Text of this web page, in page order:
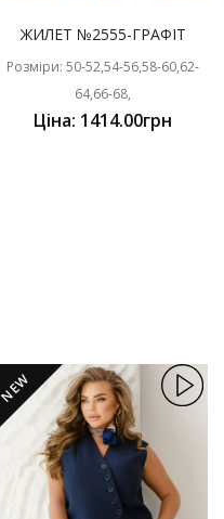
ЖИЛЕТ №2555-ГРАФІТ
Розміри: 50-52,54-56,58-60,62-
64,66-68,
Ціна: 1414.00грн
NEW